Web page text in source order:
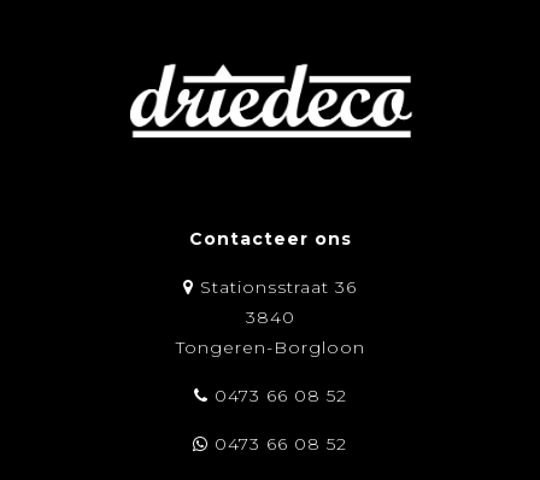
Contacteer ons
Stationsstraat 36
3840
Tongeren-Borgloon
0473 66 08 52
0473 66 08 52